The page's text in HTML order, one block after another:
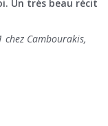
Un très beau récit
Cambourakis,